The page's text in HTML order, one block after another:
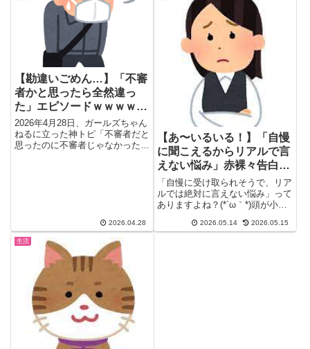
【勘違いごめん…】「不審
者かと思ったら全然違っ
た」エピソードｗｗｗｗｗ
ｗｗｗｗｗｗｗｗ
2026年4月28日、ガールズちゃん
ねるに立った神トピ「不審者だと
思ったのに不審者じゃなかったエ
2026.04.28
【あ〜いるいる！】「自慢
に聞こえるからリアルで言
えない悩み」赤裸々告白ま
とめ｜帽子問題・オッサン
にモテる・注文住宅後悔…
「自慢に受け取られそうで、リア
ルでは絶対に言えない悩み」って
ありますよね？(*´ω｀*)頭が小さ
2026.05.14 2026.05.15
生活